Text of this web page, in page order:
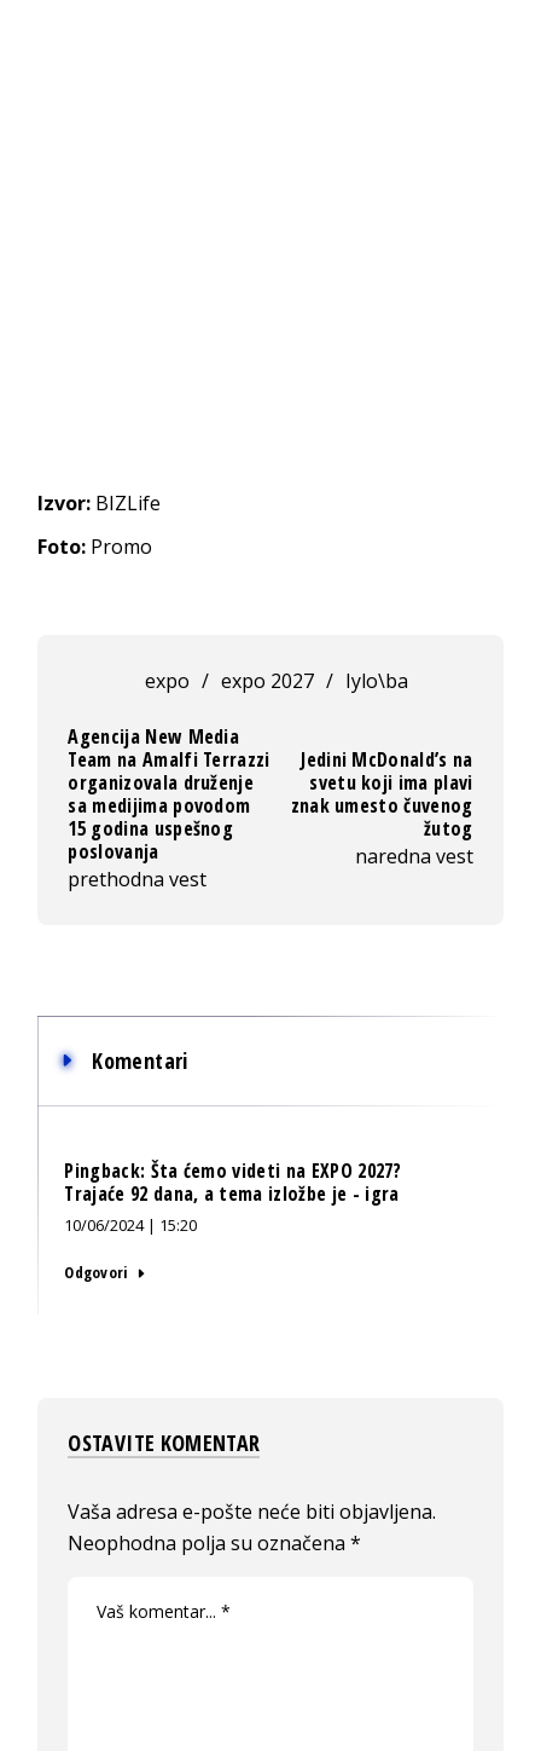
Izvor: BIZLife
Foto: Promo
expo / expo 2027 / Iylo\ba
Agencija New Media
Team na Amalfi Terrazzi
organizovala druženje
sa medijima povodom
15 godina uspešnog
poslovanja
prethodna vest
Jedini McDonald’s na
svetu koji ima plavi
znak umesto čuvenog
žutog
naredna vest
Komentari
Pingback: Šta ćemo videti na EXPO 2027?
Trajaće 92 dana, a tema izložbe je - igra
10/06/2024 | 15:20
Odgovori
OSTAVITE KOMENTAR
Vaša adresa e-pošte neće biti objavljena.
Neophodna polja su označena*